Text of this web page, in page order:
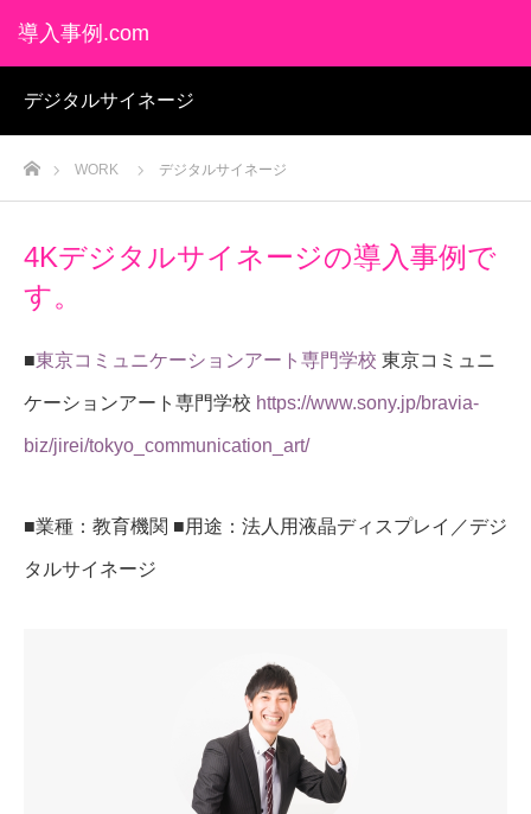
導入事例.com
デジタルサイネージ
ホームWORK デジタルサイネージ
4Kデジタルサイネージの導入事例で
す。
■東京コミュニケーションアート専門学校 東京コミュニ
ケーションアート専門学校 https://www.sony.jp/bravia-
biz/jirei/tokyo_communication_art/
■業種：教育機関 ■用途：法人用液晶ディスプレイ／デジ
タルサイネージ